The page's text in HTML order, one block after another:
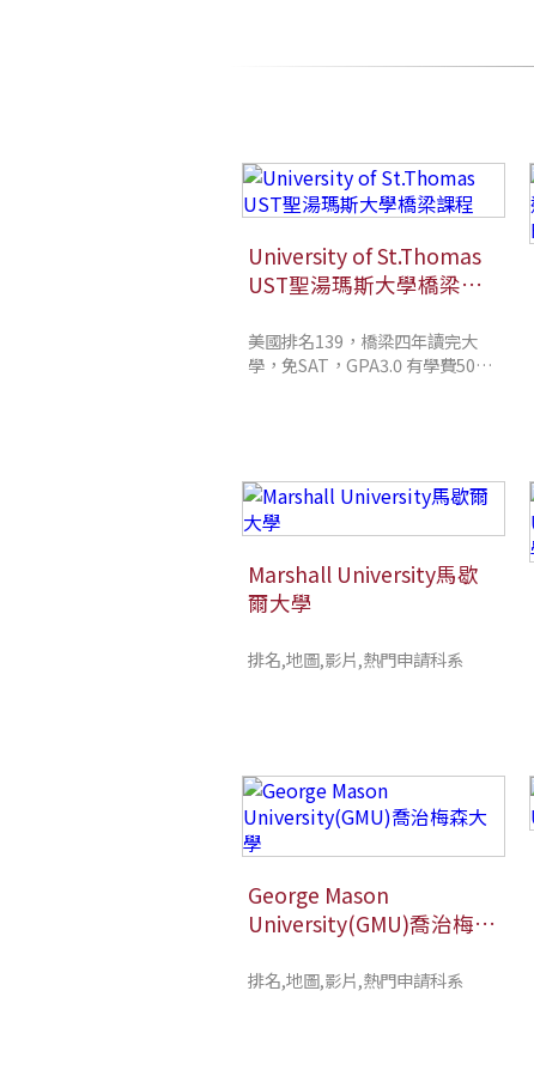
University of St.Thomas
UST聖湯瑪斯大學橋梁課
美國排名139，橋梁四年讀完大
學，免SAT，GPA3.0 有學費50%
Marshall University馬歇
爾大學
排名,地圖,影片,熱門申請科系
George Mason
University(GMU)喬治梅森
排名,地圖,影片,熱門申請科系